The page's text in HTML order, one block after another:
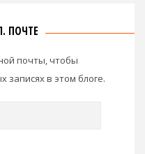
ПОЧТЕ
почты, чтобы
записях в этом блоге.